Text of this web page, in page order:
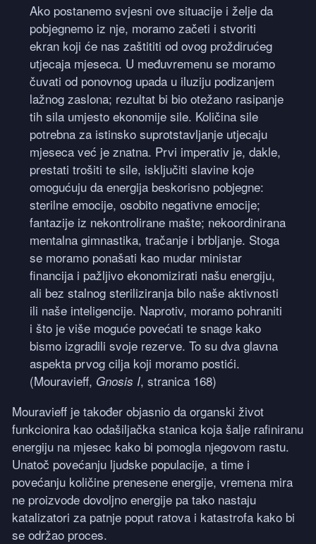
Ako postanemo svjesni ove situacije i želje da
pobjegnemo iz nje, moramo začeti i stvoriti
ekran koji će nas zaštititi od ovog proždirućeg
utjecaja mjeseca. U međuvremenu se moramo
čuvati od ponovnog upada u iluziju podizanjem
lažnog zaslona; rezultat bi bio otežano rasipanje
tih sila umjesto ekonomije sile. Količina sile
potrebna za istinsko suprotstavljanje utjecaju
mjeseca već je znatna. Prvi imperativ je, dakle,
prestati trošiti te sile, isključiti slavine koje
omogućuju da energija beskorisno pobjegne:
sterilne emocije, osobito negativne emocije;
fantazije iz nekontrolirane mašte; nekoordinirana
mentalna gimnastika, tračanje i brbljanje. Stoga
se moramo ponašati kao mudar ministar
financija i pažljivo ekonomizirati našu energiju,
ali bez stalnog steriliziranja bilo naše aktivnosti
ili naše inteligencije. Naprotiv, moramo pohraniti
i što je više moguće povećati te snage kako
bismo izgradili svoje rezerve. To su dva glavna
aspekta prvog cilja koji moramo postići.
(Mouravieff, Gnosis I, stranica 168)
Mouravieff je također objasnio da organski život
funkcionira kao odašiljačka stanica koja šalje rafiniranu
energiju na mjesec kako bi pomogla njegovom rastu.
Unatoč povećanju ljudske populacije, a time i
povećanju količine prenesene energije, vremena mira
ne proizvode dovoljno energije pa tako nastaju
katalizatori za patnje poput ratova i katastrofa kako bi
se održao proces.